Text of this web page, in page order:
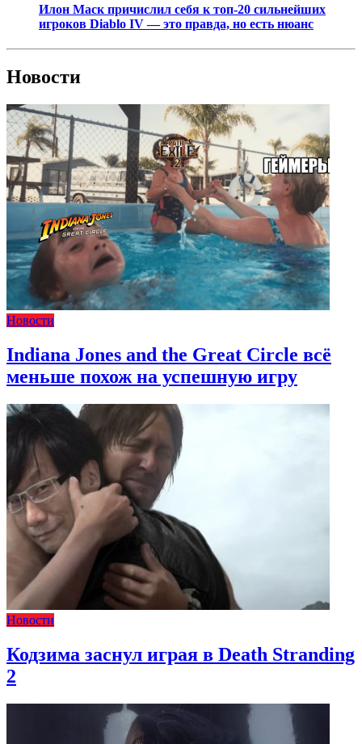
Илон Маск причислил себя к топ-20 сильнейших
игроков Diablo IV — это правда, но есть нюанс
Новости
Новости
Indiana Jones and the Great Circle всё
меньше похож на успешную игру
Новости
Кодзима заснул играя в Death Stranding
2